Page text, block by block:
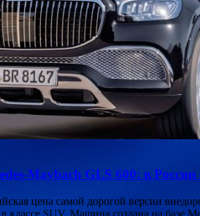
Maybach GLS 600: в России
цена самой дорогой версии